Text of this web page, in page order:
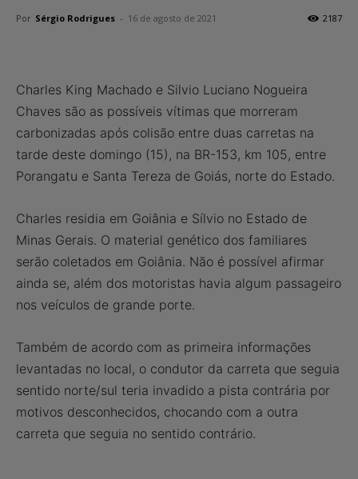
Por Sérgio Rodrigues - 16 de agosto de 2021 2187
Charles King Machado e Silvio Luciano Nogueira
Chaves são as possíveis vítimas que morreram
carbonizadas após colisão entre duas carretas na
tarde deste domingo (15), na BR-153, km 105, entre
Porangatu e Santa Tereza de Goiás, norte do Estado.
Charles residia em Goiânia e Sílvio no Estado de
Minas Gerais. O material genético dos familiares
serão coletados em Goiânia. Não é possível afirmar
ainda se, além dos motoristas havia algum passageiro
nos veículos de grande porte.
Também de acordo com as primeira informações
levantadas no local, o condutor da carreta que seguia
sentido norte/sul teria invadido a pista contrária por
motivos desconhecidos, chocando com a outra
carreta que seguia no sentido contrário.